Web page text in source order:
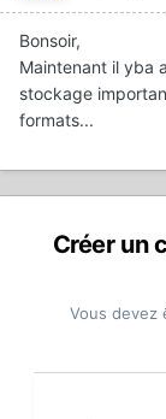
Bonsoir,
Maintenant il yba
stockage
formats...
Créer un
Vous devez